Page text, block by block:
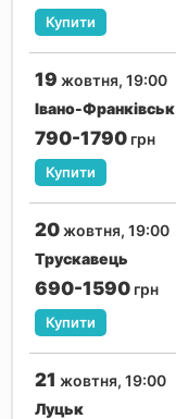
Купити
19 жовтня, 19:00
Івано-Франківськ
790-1790 грн
Купити
20жовтня, 19:00
Трускавець
690-1590 грн
Купити
21 жовтня, 19:00
Луцьк